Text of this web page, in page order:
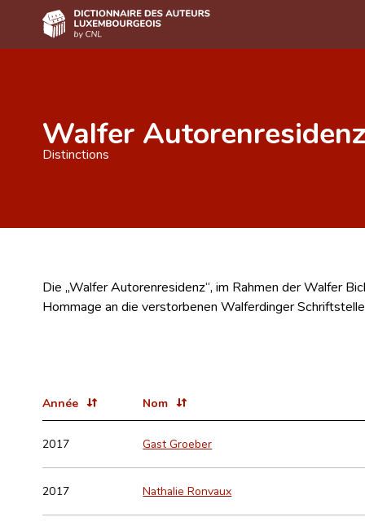
Recherche avancée
Contact
Walfer Autorenresidenz
Distinctions
Die „Walfer Autorenresidenz“, im Rahmen der Walfer
Hommage an die verstorbenen Walferdinger
Année Nom
2017 Gast Groeber
2017 Nathalie Ronvaux